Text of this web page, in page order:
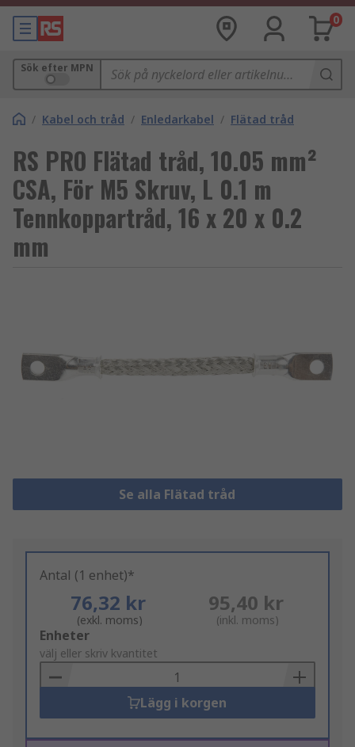
0
Sök efter MPN
/ Kabel och tråd / Enledarkabel / Flätad tråd
RS PRO Flätad tråd, 10.05 mm²
CSA, För M5 Skruv, L 0.1 m
Tennkoppartråd, 16 x 20 x 0.2
mm
Se alla Flätad tråd
Antal (1 enhet)*
76,32 kr
(exkl. moms)
95,40 kr
(inkl. moms)
Add
to
Basket
Enheter
välj eller skriv kvantitet
Lägg i korgen